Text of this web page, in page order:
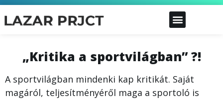
„Kritika a sportvilágban” ?!
A sportvilágban mindenki kap kritikát. Saját
magáról, teljesítményéről maga a sportoló is